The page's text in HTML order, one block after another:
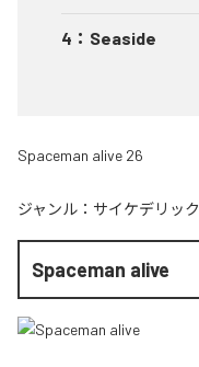
4 ： Seaside
Spaceman alive 26
ジャンル： サイケデリック
Spaceman alive